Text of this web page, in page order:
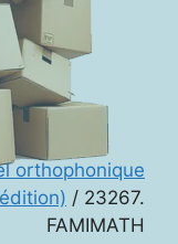
orthophonique
/ 23267.
FAMIMATH